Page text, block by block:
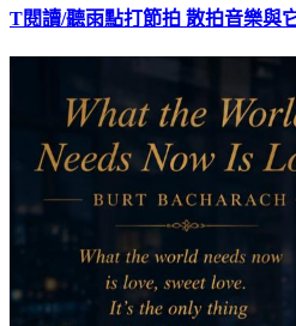
T閱讀/聽雨點打節拍 散拍音樂與